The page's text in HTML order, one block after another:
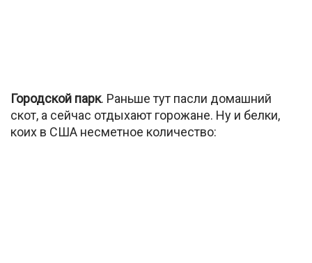
Городской парк. Раньше тут пасли домашний
скот, а сейчас отдыхают горожане. Ну и белки,
коих в США несметное количество: